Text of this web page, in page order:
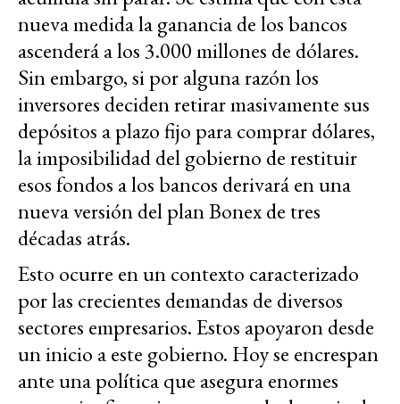
nueva medida la ganancia de los bancos
ascenderá a los 3.000 millones de dólares.
Sin embargo, si por alguna razón los
inversores deciden retirar masivamente sus
depósitos a plazo fijo para comprar dólares,
la imposibilidad del gobierno de restituir
esos fondos a los bancos derivará en una
nueva versión del plan Bonex de tres
décadas atrás.
Esto ocurre en un contexto caracterizado
por las crecientes demandas de diversos
sectores empresarios. Estos apoyaron desde
un inicio a este gobierno. Hoy se encrespan
ante una política que asegura enormes